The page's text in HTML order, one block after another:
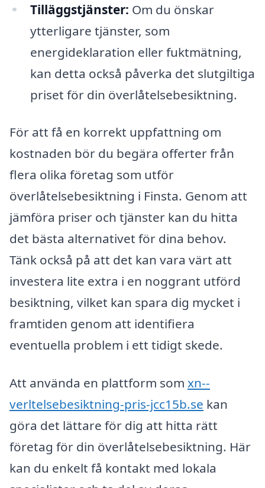
Tilläggstjänster: Om du önskar
ytterligare tjänster, som
energideklaration eller fuktmätning,
kan detta också påverka det slutgiltiga
priset för din överlåtelsebesiktning.
För att få en korrekt uppfattning om
kostnaden bör du begära offerter från
flera olika företag som utför
överlåtelsebesiktning i Finsta. Genom att
jämföra priser och tjänster kan du hitta
det bästa alternativet för dina behov.
Tänk också på att det kan vara värt att
investera lite extra i en noggrant utförd
besiktning, vilket kan spara dig mycket i
framtiden genom att identifiera
eventuella problem i ett tidigt skede.
Att använda en plattform som xn--
verltelsebesiktning-pris-jcc15b.se kan
göra det lättare för dig att hitta rätt
företag för din överlåtelsebesiktning. Här
kan du enkelt få kontakt med lokala